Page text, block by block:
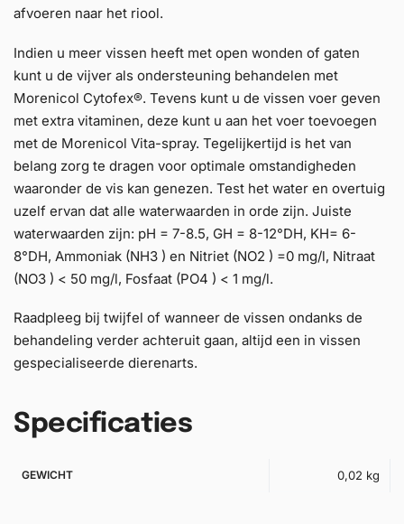
afvoeren naar het riool.
Indien u meer vissen heeft met open wonden of gaten
kunt u de vijver als ondersteuning behandelen met
Morenicol Cytofex®. Tevens kunt u de vissen voer geven
met extra vitaminen, deze kunt u aan het voer toevoegen
met de Morenicol Vita-spray. Tegelijkertijd is het van
belang zorg te dragen voor optimale omstandigheden
waaronder de vis kan genezen. Test het water en overtuig
uzelf ervan dat alle waterwaarden in orde zijn. Juiste
waterwaarden zijn: pH = 7-8.5, GH = 8-12°DH, KH= 6-
8°DH, Ammoniak (NH3 ) en Nitriet (NO2 ) =0 mg/l, Nitraat
(NO3 ) < 50 mg/l, Fosfaat (PO4 ) < 1 mg/l.
Raadpleeg bij twijfel of wanneer de vissen ondanks de
behandeling verder achteruit gaan, altijd een in vissen
gespecialiseerde dierenarts.
Specificaties
GEWICHT 0,02 kg